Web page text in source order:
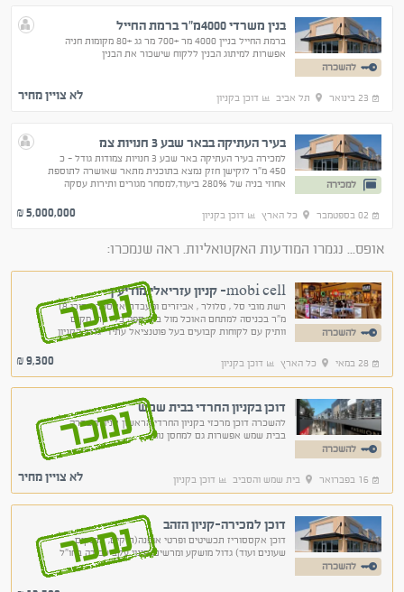
להשכרה
בנין משרדי 4000מ"ר ברמת החייל
ברמת החייל בניין 4000 מר +700 מר גג +80 מקומות חניה
אפשרות למיתוג הבנין ללקוח שישכור את הבנין
23 בינואר תל אביב דוכן בקניון לא צויין מחיר
למכירה
בעיר העתיקה בבאר שבע 3 חנויות צמ
למכירה בעיר העתיקה באר שבע 3 חנויות צמודות גודל - כ
450 מ"ר לוקישן חזק נמצא בתוכנית מתאר שאושרה לתוספת
אחוזי בניה של 280% ביעוד,למסחר מגורים ותירות עסקה
02 בספטמבר
כל הארץ דוכן בקניון 5,000,000
₪
אופס... נגמרו המודעות האקטואליות. ראה שנמכרו:
להשכרה
mobi cell- קניון עזריאלי מודיעין
רשת מובי סל , סלולר , אביזרים ומעבדת אקספרס דוכן 18
מ"ר בכניסה למתחם האוכל מול בית קפה בלייקרי מקום
וותיק עם לקוחות קבועים בעל פוטנציאל עתידי גדול הקניון
נמכר
28 במאי כל הארץ דוכן בקניון 9,300
₪
להשכרה
דוכן בקניון החרדי בבית שמש
להשכרה דוכן מרכזי בקניון החרדי הראשון קניון השדרה
בבית שמש אפשרות גם למחסן נוח
נמכר
16 בפברואר בית שמש והסביב דוכן בקניון לא צויין מחיר
להשכרה
דוכן למכירה-קניון הזהב
דוכן אקססוריז תכשיטים ופרטי אופנה(תיקים, ארנקים,
שעונים ועוד) גדול מושקע ומרשים. פינוי עקב עבודה בחו"ל
נמכר